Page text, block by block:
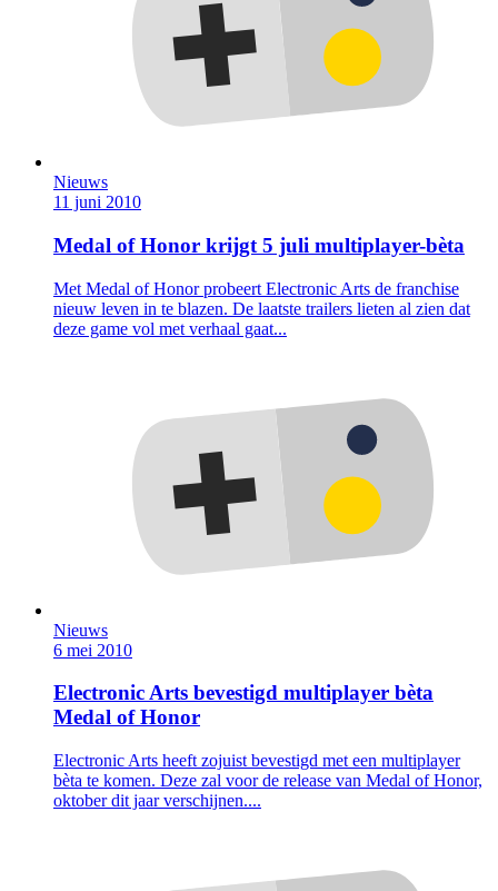
Nieuws
11 juni 2010
Medal of Honor krijgt 5 juli multiplayer-bèta
Met Medal of Honor probeert Electronic Arts de franchise
nieuw leven in te blazen. De laatste trailers lieten al zien dat
deze game vol met verhaal gaat...
Nieuws
6 mei 2010
Electronic Arts bevestigd multiplayer bèta
Medal of Honor
Electronic Arts heeft zojuist bevestigd met een multiplayer
bèta te komen. Deze zal voor de release van Medal of Honor,
oktober dit jaar verschijnen....